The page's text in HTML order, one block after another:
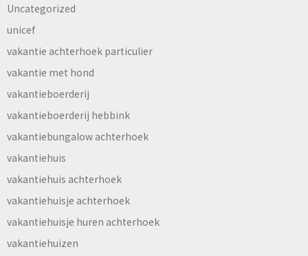
Uncategorized
unicef
vakantie achterhoek particulier
vakantie met hond
vakantieboerderij
vakantieboerderij hebbink
vakantiebungalow achterhoek
vakantiehuis
vakantiehuis achterhoek
vakantiehuisje achterhoek
vakantiehuisje huren achterhoek
vakantiehuizen